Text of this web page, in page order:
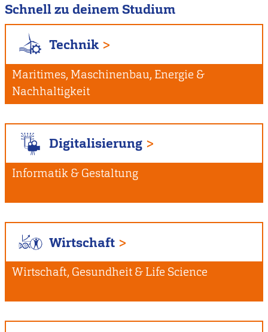
Schnell zu deinem Studium
Technik
Maritimes, Maschinenbau, Energie &
Nachhaltigkeit
Digitalisierung
Informatik & Gestaltung
Wirtschaft
Wirtschaft, Gesundheit & Life Science